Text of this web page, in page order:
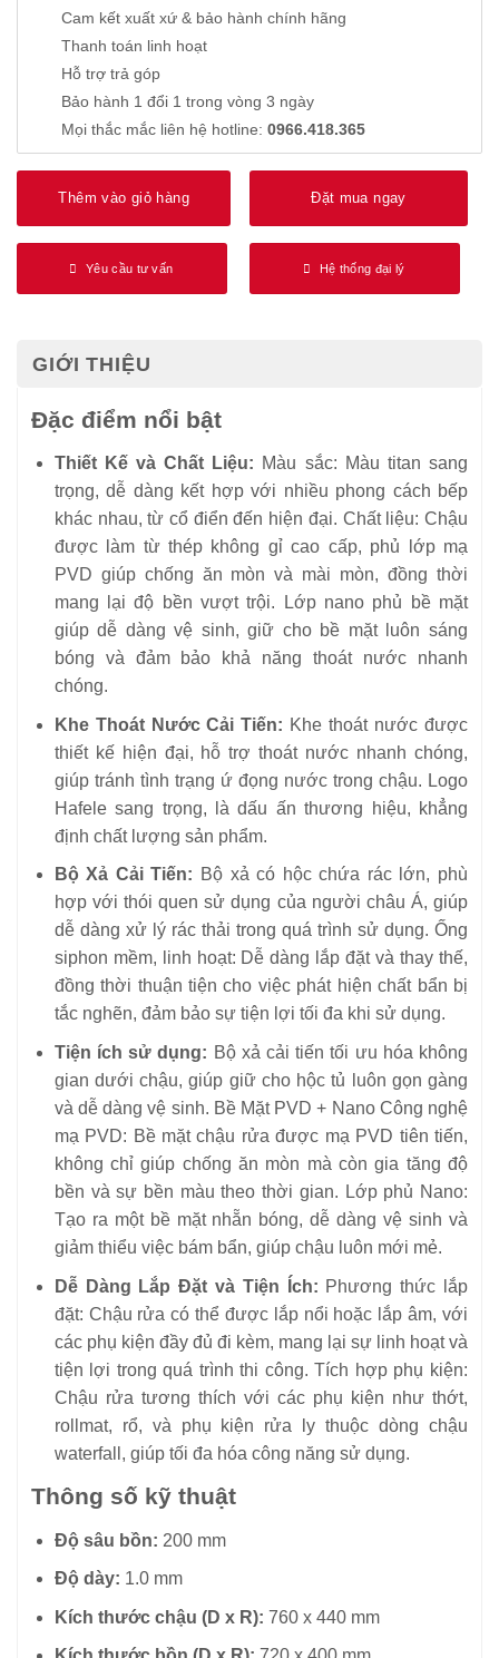
Cam kết xuất xứ & bảo hành chính hãng
Thanh toán linh hoạt
Hỗ trợ trả góp
Bảo hành 1 đổi 1 trong vòng 3 ngày
Mọi thắc mắc liên hệ hotline: 0966.418.365
Thêm vào giỏ hàng Đặt mua ngay
Yêu cầu tư vấn Hệ thống đại lý
GIỚI THIỆU
Đặc điểm nổi bật
Thiết Kế và Chất Liệu: Màu sắc: Màu titan sang
trọng, dễ dàng kết hợp với nhiều phong cách bếp
khác nhau, từ cổ điển đến hiện đại. Chất liệu: Chậu
được làm từ thép không gỉ cao cấp, phủ lớp mạ
PVD giúp chống ăn mòn và mài mòn, đồng thời
mang lại độ bền vượt trội. Lớp nano phủ bề mặt
giúp dễ dàng vệ sinh, giữ cho bề mặt luôn sáng
bóng và đảm bảo khả năng thoát nước nhanh
chóng.
Khe Thoát Nước Cải Tiến: Khe thoát nước được
thiết kế hiện đại, hỗ trợ thoát nước nhanh chóng,
giúp tránh tình trạng ứ đọng nước trong chậu. Logo
Hafele sang trọng, là dấu ấn thương hiệu, khẳng
định chất lượng sản phẩm.
Bộ Xả Cải Tiến: Bộ xả có hộc chứa rác lớn, phù
hợp với thói quen sử dụng của người châu Á, giúp
dễ dàng xử lý rác thải trong quá trình sử dụng. Ống
siphon mềm, linh hoạt: Dễ dàng lắp đặt và thay thế,
đồng thời thuận tiện cho việc phát hiện chất bẩn bị
tắc nghẽn, đảm bảo sự tiện lợi tối đa khi sử dụng.
Tiện ích sử dụng: Bộ xả cải tiến tối ưu hóa không
gian dưới chậu, giúp giữ cho hộc tủ luôn gọn gàng
và dễ dàng vệ sinh. Bề Mặt PVD + Nano Công nghệ
mạ PVD: Bề mặt chậu rửa được mạ PVD tiên tiến,
không chỉ giúp chống ăn mòn mà còn gia tăng độ
bền và sự bền màu theo thời gian. Lớp phủ Nano:
Tạo ra một bề mặt nhẵn bóng, dễ dàng vệ sinh và
giảm thiểu việc bám bẩn, giúp chậu luôn mới mẻ.
Dễ Dàng Lắp Đặt và Tiện Ích: Phương thức lắp
đặt: Chậu rửa có thể được lắp nổi hoặc lắp âm, với
các phụ kiện đầy đủ đi kèm, mang lại sự linh hoạt và
tiện lợi trong quá trình thi công. Tích hợp phụ kiện:
Chậu rửa tương thích với các phụ kiện như thớt,
rollmat, rổ, và phụ kiện rửa ly thuộc dòng chậu
waterfall, giúp tối đa hóa công năng sử dụng.
Thông số kỹ thuật
Độ sâu bồn: 200 mm
Độ dày: 1.0 mm
Kích thước chậu (D x R): 760 x 440 mm